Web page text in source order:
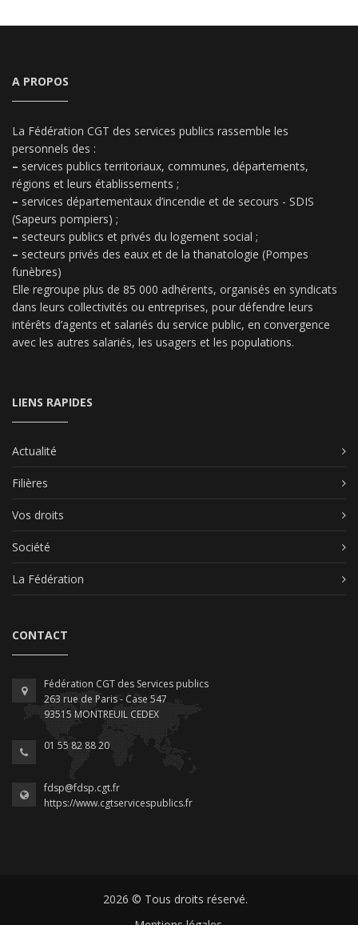
A PROPOS
La Fédération CGT des services publics rassemble les
personnels des :
– services publics territoriaux, communes, départements,
régions et leurs établissements ;
– services départementaux d’incendie et de secours - SDIS
(Sapeurs pompiers) ;
– secteurs publics et privés du logement social ;
– secteurs privés des eaux et de la thanatologie (Pompes
funèbres)
Elle regroupe plus de 85 000 adhérents, organisés en syndicats
dans leurs collectivités ou entreprises, pour défendre leurs
intérêts d’agents et salariés du service public, en convergence
avec les autres salariés, les usagers et les populations.
LIENS RAPIDES
Actualité
Filières
Vos droits
Société
La Fédération
CONTACT
Fédération CGT des Services publics
263 rue de Paris - Case 547
93515 MONTREUIL CEDEX
01 55 82 88 20
fdsp@fdsp.cgt.fr
https://www.cgtservicespublics.fr
2026 © Tous droits réservé.